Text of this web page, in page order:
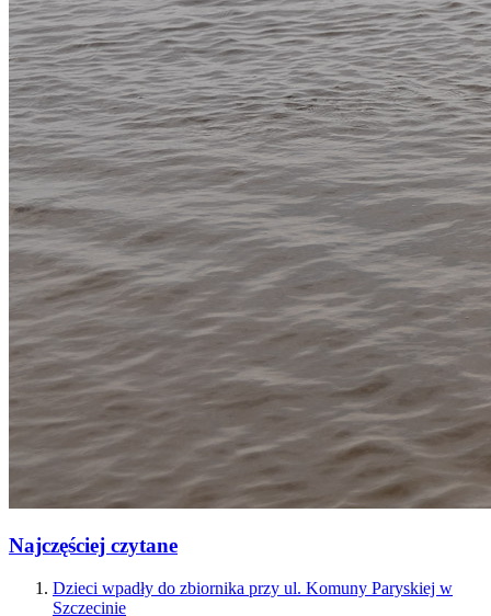
Najczęściej czytane
Dzieci wpadły do zbiornika przy ul. Komuny Paryskiej w
Szczecinie